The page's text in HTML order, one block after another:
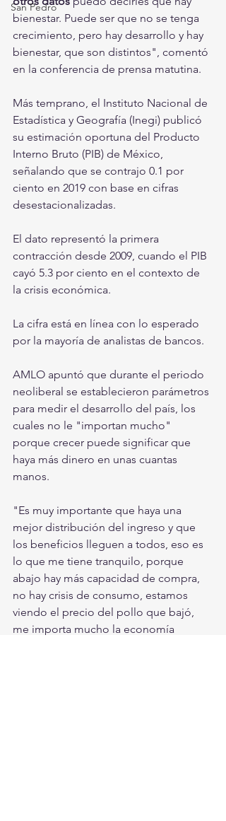
San Pedro
bienestar. Puede ser que no se tenga
crecimiento, pero hay desarrollo y hay
bienestar, que son distintos", comentó
en la conferencia de prensa matutina.
Más temprano, el Instituto Nacional de
Estadística y Geografía (Inegi) publicó
su estimación oportuna del Producto
Interno Bruto (PIB) de México,
señalando que se contrajo 0.1 por
ciento en 2019 con base en cifras
desestacionalizadas.
El dato representó la primera
contracción desde 2009, cuando el PIB
cayó 5.3 por ciento en el contexto de
la crisis económica.
La cifra está en línea con lo esperado
por la mayoría de analistas de bancos.
AMLO apuntó que durante el periodo
neoliberal se establecieron parámetros
para medir el desarrollo del país, los
cuales no le "importan mucho"
porque crecer puede significar que
haya más dinero en unas cuantas
manos.
"Es muy importante que haya una
mejor distribución del ingreso y que
los beneficios lleguen a todos, eso es
lo que me tiene tranquilo, porque
abajo hay más capacidad de compra,
no hay crisis de consumo, estamos
viendo el precio del pollo que bajó,
me importa mucho la economía